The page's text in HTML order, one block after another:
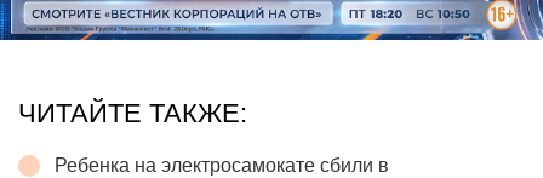
ЧИТАЙТЕ ТАКЖЕ:
Ребенка на электросамокате сбили в